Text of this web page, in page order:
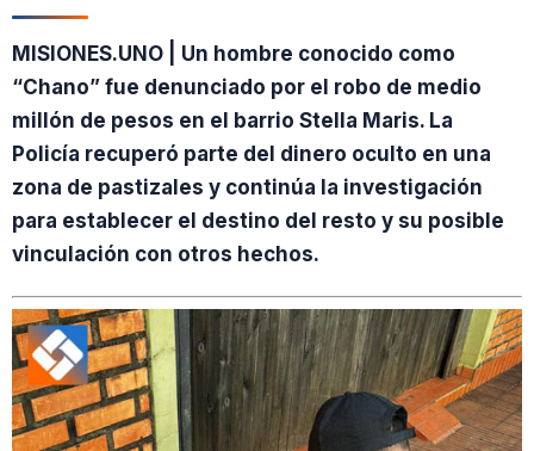
MISIONES.UNO | Un hombre conocido como
“Chano” fue denunciado por el robo de medio
millón de pesos en el barrio Stella Maris. La
Policía recuperó parte del dinero oculto en una
zona de pastizales y continúa la investigación
para establecer el destino del resto y su posible
vinculación con otros hechos.